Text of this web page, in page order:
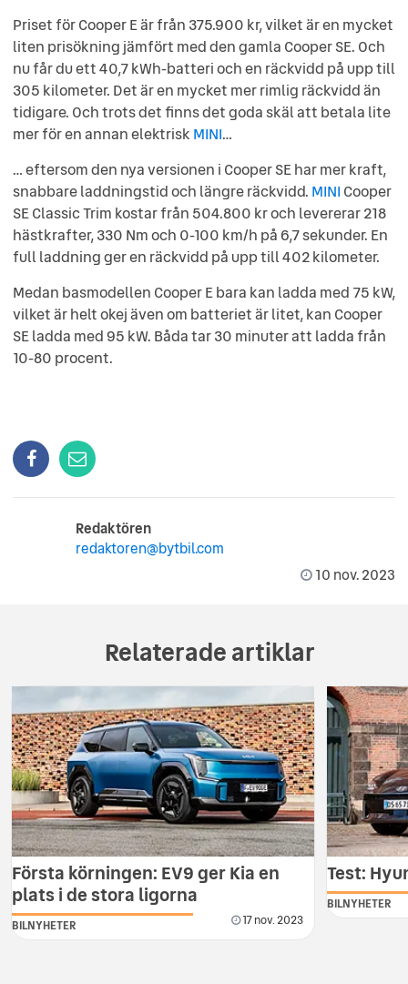
Priset för Cooper E är från 375.900 kr, vilket är en mycket
liten prisökning jämfört med den gamla Cooper SE. Och
nu får du ett 40,7 kWh-batteri och en räckvidd på upp till
305 kilometer. Det är en mycket mer rimlig räckvidd än
tidigare. Och trots det finns det goda skäl att betala lite
mer för en annan elektrisk MINI…
… eftersom den nya versionen i Cooper SE har mer kraft,
snabbare laddningstid och längre räckvidd. MINI Cooper
SE Classic Trim kostar från 504.800 kr och levererar 218
hästkrafter, 330 Nm och 0-100 km/h på 6,7 sekunder. En
full laddning ger en räckvidd på upp till 402 kilometer.
Medan basmodellen Cooper E bara kan ladda med 75 kW,
vilket är helt okej även om batteriet är litet, kan Cooper
SE ladda med 95 kW. Båda tar 30 minuter att ladda från
10-80 procent.
Redaktören
redaktoren@bytbil.com
10 nov. 2023
Relaterade artiklar
Första körningen: EV9 ger Kia en
plats i de stora ligorna
BILNYHETER 17 nov. 2023
Test:
BILNYHETER